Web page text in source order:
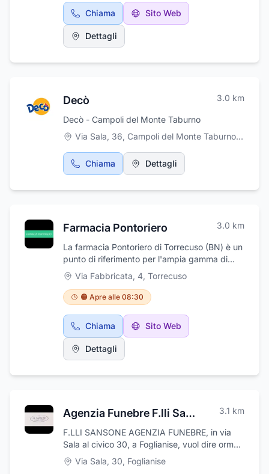
barriere stradali, attrezzature per l'igiene
urbana, dispositivi antincendio ed
antinfortunistici, DPI e abbigliamento da
lavoro. L'azienda tratta inoltre segnaletica
monitor e bandiere. Accanto a tutto questo
esegue lavori di scavo, lavori di asfaltatura
delle strade e delle autostrade. Contattaci per
un preventivo!
Chiama Sito Web
Dettagli
Decò 3.0 km
Decò - Campoli del Monte Taburno
Via Sala, 36, Campoli del Monte Taburno
,
Chiama Dettagli
Farmacia Pontoriero 3.0 km
La farmacia Pontoriero di Torrecuso (BN) è un
punto di riferimento per l'ampia gamma di
farmaci (a prescrizione e da banco) e
consulenza personalizzata. La farmacia
Pontoriero di Torrecuso oltre a trattare una
gamma completa di farmaci da banco e con
prescrizione medica, si pone anche come un
angolo dedicato ai servizi con analisi di prima
istanza, misurazione pressione alteriosa ,
holter pressorio, elettro cardiogramma ,
competenza e cordialità lo staff qualificato
disturbi quotidiani, per l'attenuazione dei
malesseri di stagione e anche per la cura del
corpo. Ti aspettiamo per una consulenza
personalizzata!
Via Fabbricata, 4, Torrecuso
🟠 Apre alle 08:30
Chiama Sito Web
Dettagli
Agenzia Funebre F.lli Sansone 3.1 km
F.LLI SANSONE AGENZIA FUNEBRE, in via
Sala al civico 30, a Foglianise, vuol dire ormai
da molti anni, esperienza e professionalità al
servizio della clientela. Il nostro supporto, è
Via Sala, 30, Foglianise